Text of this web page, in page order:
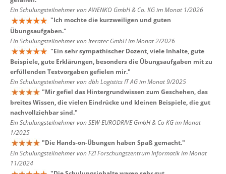
Ein Schulungsteilnehmer von AWENKO GmbH & Co. KG im Monat 1/2026
"Ich mochte die kurzweiligen und guten
Übungsaufgaben."
Ein Schulungsteilnehmer von Iteratec GmbH im Monat 2/2026
"Ein sehr sympathischer Dozent, viele Inhalte, gute
Beispiele, gute Erklärungen, besonders die Übungsaufgaben mit zu
erfüllenden Testvorgaben gefielen mir."
Ein Schulungsteilnehmer von dbh Logistics IT AG im Monat 9/2025
"Mir gefiel das Hintergrundwissen zum Geschehen, das
breites Wissen, die vielen Eindrücke und kleinen Beispiele, die gut
nachvollziehbar sind."
Ein Schulungsteilnehmer von SEW-EURODRIVE GmbH & Co KG im Monat
1/2025
"Die Hands-on-Übungen haben Spaß gemacht."
Ein Schulungsteilnehmer von FZI Forschungszentrum Informatik im Monat
11/2024